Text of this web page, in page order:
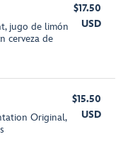
jugo de limón
cerveza de
$17.50
USD
Original,
$15.50
USD